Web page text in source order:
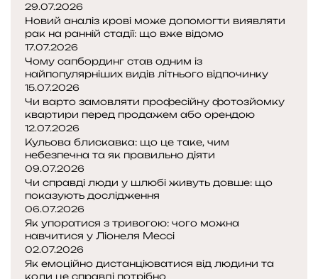
29.07.2026
Новий аналіз крові може допомогти виявляти
рак на ранній стадії: що вже відомо
17.07.2026
Чому сапбординг став одним із
найпопулярніших видів літнього відпочинку
15.07.2026
Чи варто замовляти професійну фотозйомку
квартири перед продажем або орендою
12.07.2026
Кульова блискавка: що це таке, чим
небезпечна та як правильно діяти
09.07.2026
Чи справді люди у шлюбі живуть довше: що
показують дослідження
06.07.2026
Як упоратися з тривогою: чого можна
навчитися у Ліонеля Мессі
02.07.2026
Як емоційно дистанціюватися від людини та
коли це справді потрібно